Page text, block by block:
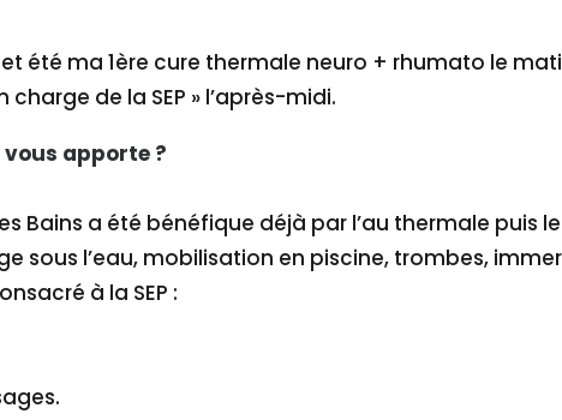
été ma 1ère cure thermale neuro + rhumato le
de la SEP » l’après-midi.
vous apporte ?
Bains a été bénéfique déjà par l’au thermale puis
sous l’eau, mobilisation en piscine, trombes,
à la SEP :